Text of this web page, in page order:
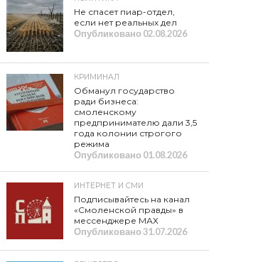
Не спасет пиар-отдел,
если нет реальных дел
Опубликовано02.08.2026
КРИМИНАЛ
Обманул государство
ради бизнеса:
смоленскому
предпринимателю дали 3,5
года колонии строгого
режима
Опубликовано01.08.2026
ИНТЕРНЕТ И СМИ
Подписывайтесь на канал
«Смоленской правды» в
мессенджере МАХ
Опубликовано31.07.2026